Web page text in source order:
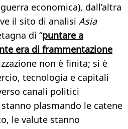
economica), dall’altra
il sito di analisi Asia
di “puntare a
era di frammentazione
non è finita; si è
tecnologia e capitali
canali politici
plasmando le catene
le valute stanno